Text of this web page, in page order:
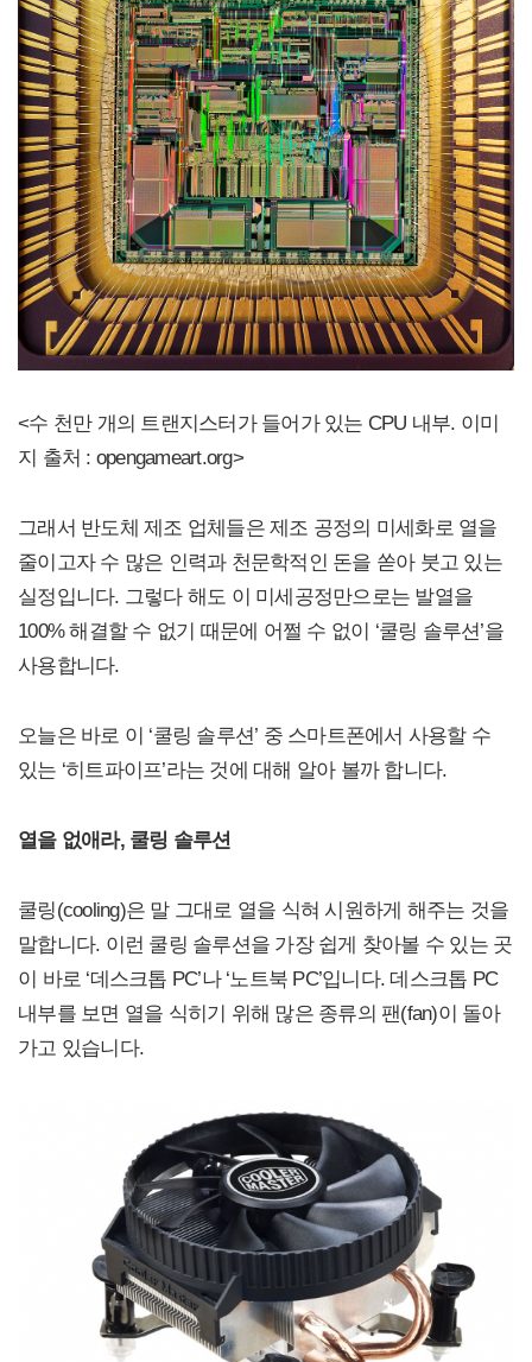
<수 천만 개의 트랜지스터가 들어가 있는 CPU 내부. 이미
지 출처 : opengameart.org>
그래서 반도체 제조 업체들은 제조 공정의 미세화로 열을
줄이고자 수 많은 인력과 천문학적인 돈을 쏟아 붓고 있는
실정입니다. 그렇다 해도 이 미세공정만으로는 발열을
100% 해결할 수 없기 때문에 어쩔 수 없이 ‘쿨링 솔루션’을
사용합니다.
오늘은 바로 이 ‘쿨링 솔루션’ 중 스마트폰에서 사용할 수
있는 ‘히트파이프’라는 것에 대해 알아 볼까 합니다.
열을 없애라, 쿨링 솔루션
쿨링(cooling)은 말 그대로 열을 식혀 시원하게 해주는 것을
말합니다. 이런 쿨링 솔루션을 가장 쉽게 찾아볼 수 있는 곳
이 바로 ‘데스크톱 PC’나 ‘노트북 PC’입니다. 데스크톱 PC
내부를 보면 열을 식히기 위해 많은 종류의 팬(fan)이 돌아
가고 있습니다.